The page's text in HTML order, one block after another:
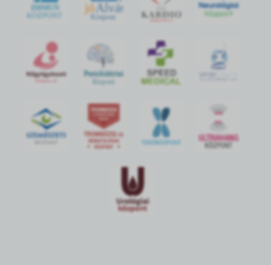
IMMUN
KÖZPONT
jó Alvás
Központ